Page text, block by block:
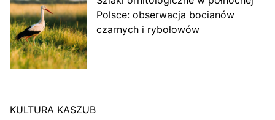
Polsce: obserwacja bocianów
czarnych i rybołowów
KULTURA KASZUB